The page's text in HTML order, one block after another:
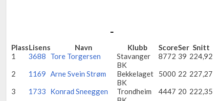
-
PlassLisens Navn Klubb ScoreSer Snitt
1
3688 Tore Torgersen
Stavanger
BK
8772 39 224,92
2
1169 Arne Svein Strøm
Bekkelaget
BK
5000 22 227,27
3
1733 Konrad Sneeggen
Trondheim
4447 20 222,35